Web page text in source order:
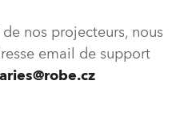
nos projecteurs, nous
email de support